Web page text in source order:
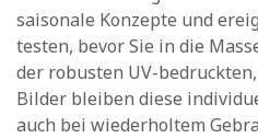
saisonale Konzepte und
testen, bevor Sie in die
der robusten UV-
Bilder bleiben diese
auch bei wiederholtem